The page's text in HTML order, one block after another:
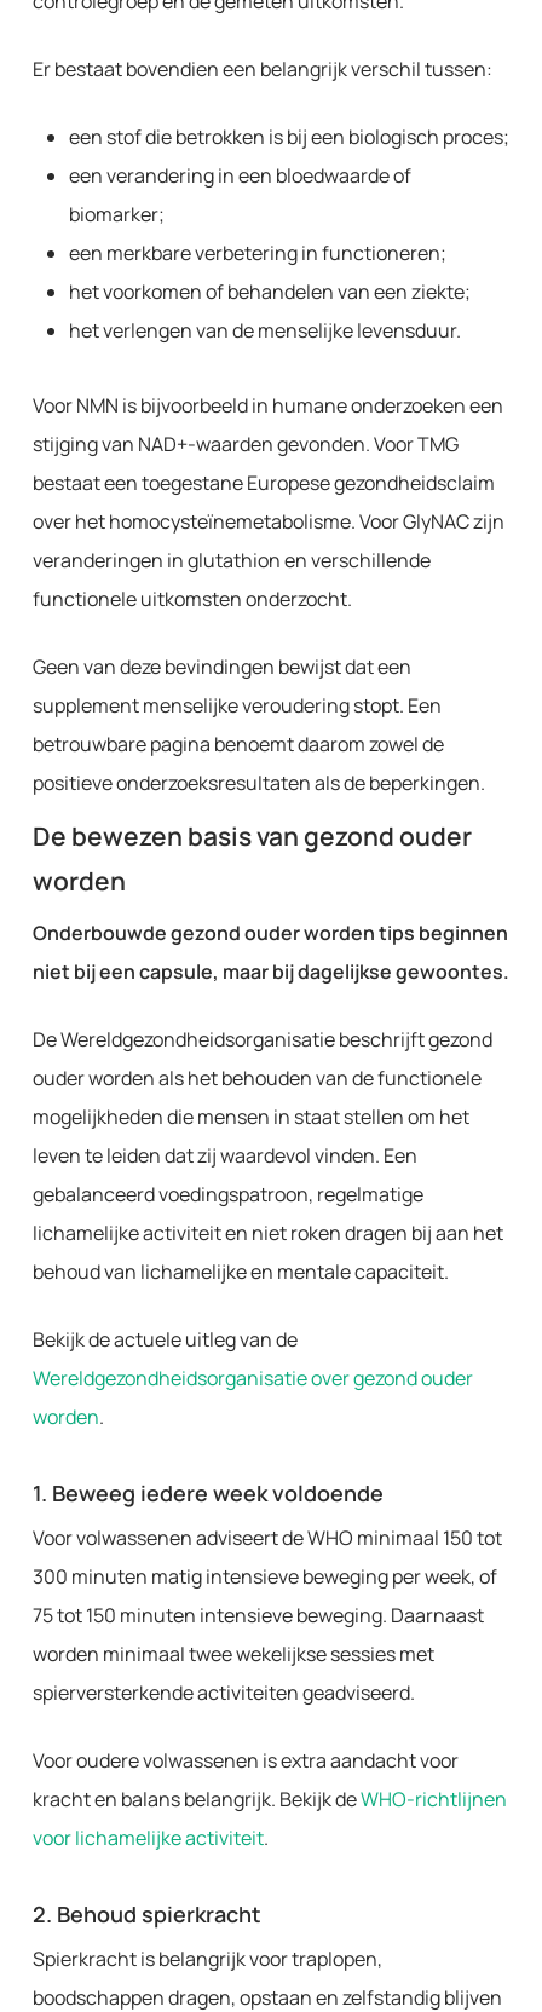
Er bestaat bovendien een belangrijk verschil tussen:
een stof die betrokken is bij een biologisch proces;
een verandering in een bloedwaarde of
biomarker;
een merkbare verbetering in functioneren;
het voorkomen of behandelen van een ziekte;
het verlengen van de menselijke levensduur.
Voor NMN is bijvoorbeeld in humane onderzoeken een
stijging van NAD+-waarden gevonden. Voor TMG
bestaat een toegestane Europese gezondheidsclaim
over het homocysteïnemetabolisme. Voor GlyNAC zijn
veranderingen in glutathion en verschillende
functionele uitkomsten onderzocht.
Geen van deze bevindingen bewijst dat een
supplement menselijke veroudering stopt. Een
betrouwbare pagina benoemt daarom zowel de
positieve onderzoeksresultaten als de beperkingen.
De bewezen basis van gezond ouder
worden
Onderbouwde gezond ouder worden tips beginnen
niet bij een capsule, maar bij dagelijkse gewoontes.
De Wereldgezondheidsorganisatie beschrijft gezond
ouder worden als het behouden van de functionele
mogelijkheden die mensen in staat stellen om het
leven te leiden dat zij waardevol vinden. Een
gebalanceerd voedingspatroon, regelmatige
lichamelijke activiteit en niet roken dragen bij aan het
behoud van lichamelijke en mentale capaciteit.
Bekijk de actuele uitleg van de
Wereldgezondheidsorganisatie over gezond ouder
worden.
1. Beweeg iedere week voldoende
Voor volwassenen adviseert de WHO minimaal 150 tot
300 minuten matig intensieve beweging per week, of
75 tot 150 minuten intensieve beweging. Daarnaast
worden minimaal twee wekelijkse sessies met
spierversterkende activiteiten geadviseerd.
Voor oudere volwassenen is extra aandacht voor
kracht en balans belangrijk. Bekijk deWHO-richtlijnen
voor lichamelijke activiteit.
2. Behoud spierkracht
Spierkracht is belangrijk voor traplopen,
boodschappen dragen, opstaan en zelfstandig blijven